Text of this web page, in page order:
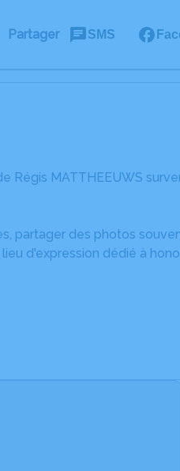
Partager SMS
Régis MATTHEEUWS
partager des photos
d'expression dédié à